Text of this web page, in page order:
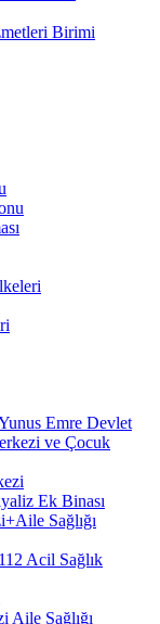
Birimi
Emre Devlet
ve Çocuk
Ek Binası
Sağlığı
Acil Sağlık
Aile Sağlığı